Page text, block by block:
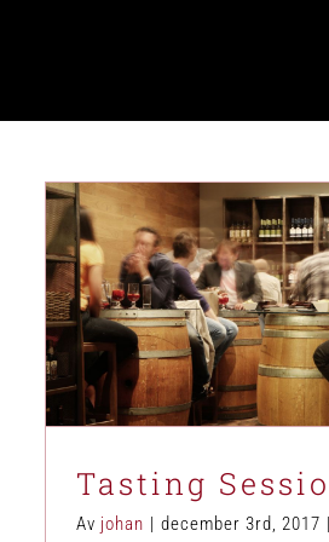
Tasting
Blog Hops
Tasting
Av johan | december 3rd, 2017 |